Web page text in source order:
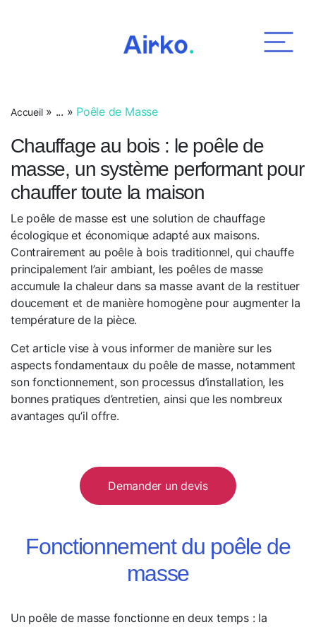
Accueil» ... » Poêle de Masse
Chauffage au bois : le poêle de
masse, un système performant pour
chauffer toute la maison
Le poêle de masse est une solution de chauffage
écologique et économique adapté aux maisons.
Contrairement au poêle à bois traditionnel, qui chauffe
principalement l’air ambiant, les poêles de masse
accumule la chaleur dans sa masse avant de la restituer
doucement et de manière homogène pour augmenter la
température de la pièce.
Cet article vise à vous informer de manière sur les
aspects fondamentaux du poêle de masse, notamment
son fonctionnement, son processus d’installation, les
bonnes pratiques d’entretien, ainsi que les nombreux
avantages qu’il offre.
Demander un devis
Fonctionnement du poêle de
masse
Un poêle de masse fonctionne en deux temps : la